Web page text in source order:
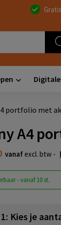
portfolio met
A4
vanaf excl. btw -
-vanaf10 st.
Kies je